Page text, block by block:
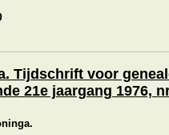
Tijdschrift voor
21e jaargang 1976,